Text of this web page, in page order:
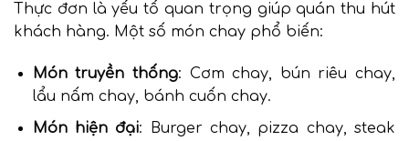
Thực đơn là yếu tố quan trọng giúp quán thu hút
khách hàng. Một số món chay phổ biến:
Món truyền thống: Cơm chay, bún riêu chay,
lẩu nấm chay, bánh cuốn chay.
Món hiện đại: Burger chay, pizza chay, steak